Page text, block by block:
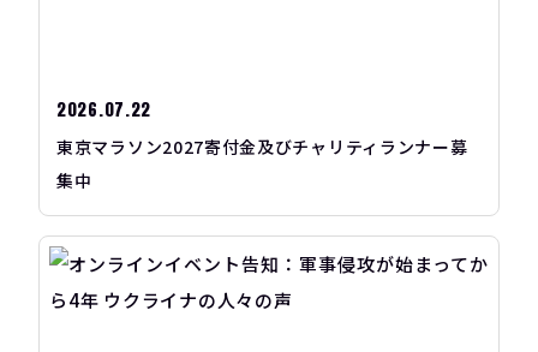
2026.07.22
東京マラソン2027寄付金及びチャリティランナー募
集中